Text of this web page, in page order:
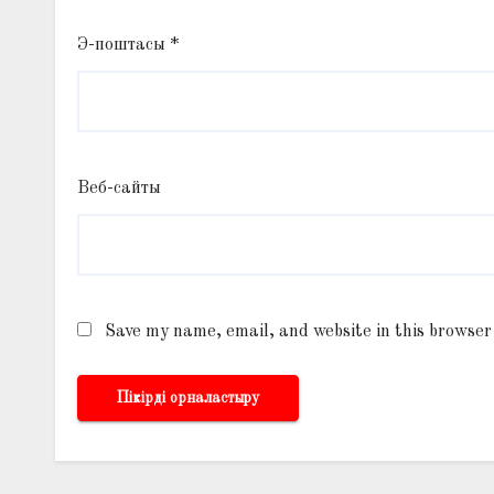
Э-поштасы *
Веб-сайты
Save my name, email, and website in this